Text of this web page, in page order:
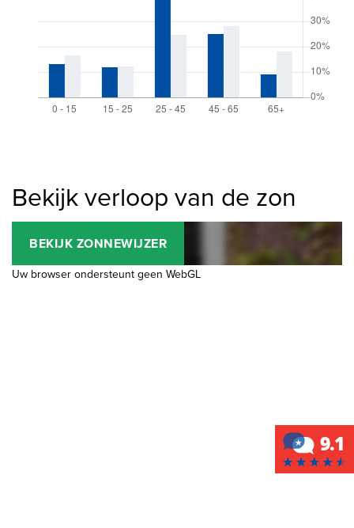
Bekijk verloop van de zon
BEKIJK ZONNEWIJZER
Uw browser ondersteunt geen WebGL